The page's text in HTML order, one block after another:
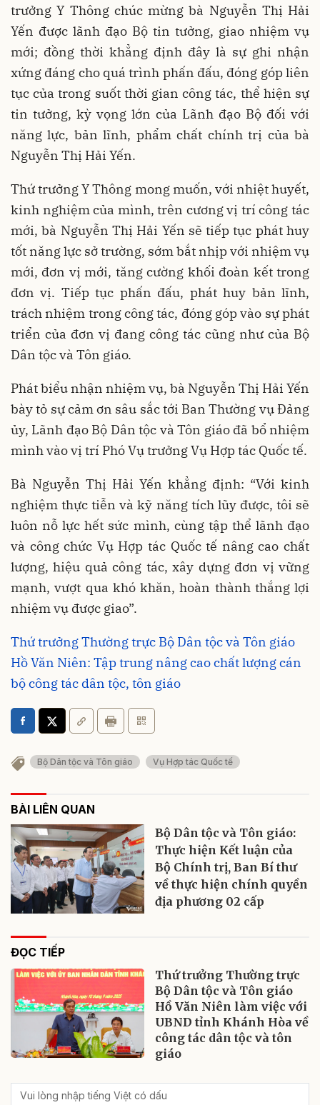
trưởng Y Thông chúc mừng bà Nguyễn Thị Hải
Yến được lãnh đạo Bộ tin tưởng, giao nhiệm vụ
mới; đồng thời khẳng định đây là sự ghi nhận
xứng đáng cho quá trình phấn đấu, đóng góp liên
tục của trong suốt thời gian công tác, thể hiện sự
tin tưởng, kỳ vọng lớn của Lãnh đạo Bộ đối với
năng lực, bản lĩnh, phẩm chất chính trị của bà
Nguyễn Thị Hải Yến.
Thứ trưởng Y Thông mong muốn, với nhiệt huyết,
kinh nghiệm của mình, trên cương vị trí công tác
mới, bà Nguyễn Thị Hải Yến sẽ tiếp tục phát huy
tốt năng lực sở trường, sớm bắt nhịp với nhiệm vụ
mới, đơn vị mới, tăng cường khối đoàn kết trong
đơn vị. Tiếp tục phấn đấu, phát huy bản lĩnh,
trách nhiệm trong công tác, đóng góp vào sự phát
triển của đơn vị đang công tác cũng như của Bộ
Dân tộc và Tôn giáo.
Phát biểu nhận nhiệm vụ, bà Nguyễn Thị Hải Yến
bày tỏ sự cảm ơn sâu sắc tới Ban Thường vụ Đảng
ủy, Lãnh đạo Bộ Dân tộc và Tôn giáo đã bổ nhiệm
mình vào vị trí Phó Vụ trưởng Vụ Hợp tác Quốc tế.
Bà Nguyễn Thị Hải Yến khẳng định: “Với kinh
nghiệm thực tiễn và kỹ năng tích lũy được, tôi sẽ
luôn nỗ lực hết sức mình, cùng tập thể lãnh đạo
và công chức Vụ Hợp tác Quốc tế nâng cao chất
lượng, hiệu quả công tác, xây dựng đơn vị vững
mạnh, vượt qua khó khăn, hoàn thành thắng lợi
nhiệm vụ được giao”.
Thứ trưởng Thường trực Bộ Dân tộc và Tôn giáo
Hồ Văn Niên: Tập trung nâng cao chất lượng cán
bộ công tác dân tộc, tôn giáo
Bộ Dân tộc và Tôn giáo Vụ Hợp tác Quốc tế
BÀI LIÊN QUAN
Bộ Dân tộc và Tôn giáo:
Thực hiện Kết luận của
Bộ Chính trị, Ban Bí thư
về thực hiện chính quyền
địa phương 02 cấp
ĐỌC TIẾP
Thứ trưởng Thường trực
Bộ Dân tộc và Tôn giáo
Hồ Văn Niên làm việc với
UBND tỉnh Khánh Hòa về
công tác dân tộc và tôn
giáo